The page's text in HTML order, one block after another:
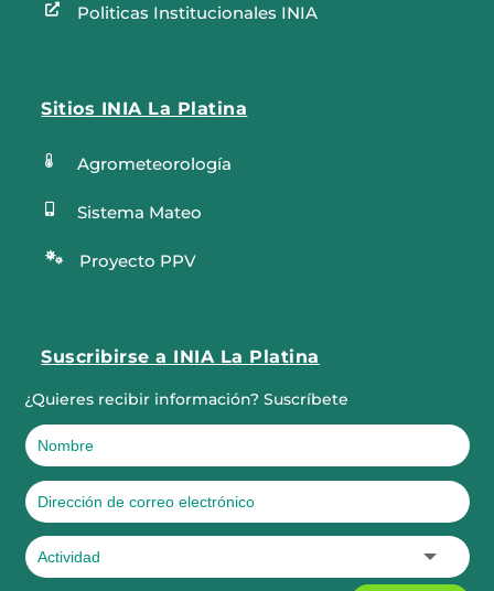
 Politicas Institucionales INIA
Sitios INIA La Platina
 Agrometeorología
 Sistema Mateo
 Proyecto PPV
Suscribirse a INIA La Platina
¿Quieres recibir información? Suscríbete